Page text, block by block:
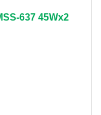
637 45Wx2